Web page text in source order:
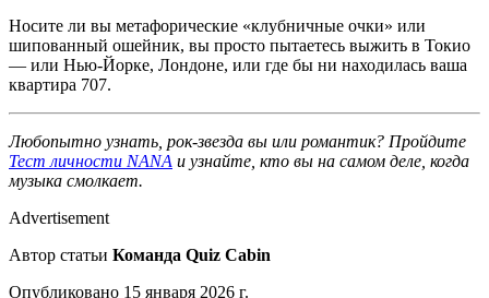
Носите ли вы метафорические «клубничные очки» или
шипованный ошейник, вы просто пытаетесь выжить в Токио
— или Нью-Йорке, Лондоне, или где бы ни находилась ваша
квартира 707.
Любопытно узнать, рок-звезда вы или романтик? Пройдите
Тест личности NANA и узнайте, кто вы на самом деле, когда
музыка смолкает.
Advertisement
Автор статьи Команда Quiz Cabin
Опубликовано 15 января 2026 г.